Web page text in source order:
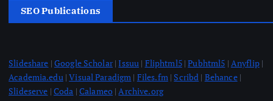
SEO Publications
Slideshare | Google Scholar|Issuu | Fliphtml5|Pubhtml5 | Anyflip|
Academia.edu|Visual Paradigm | Files.fm| Scribd | Behance|
Slideserve | Coda | Calameo|Archive.org